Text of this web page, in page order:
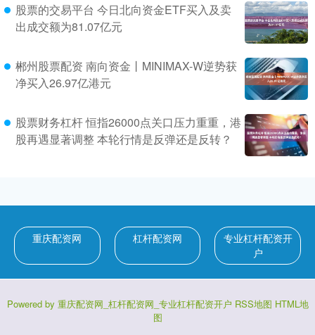
股票的交易平台 今日北向资金ETF买入及卖
出成交额为81.07亿元
郴州股票配资 南向资金丨MINIMAX-W逆势获
净买入26.97亿港元
股票财务杠杆 恒指26000点关口压力重重，港
股再遇显著调整 本轮行情是反弹还是反转？
重庆配资网 杠杆配资网
专业杠杆配资开
户
Powered by 重庆配资网_杠杆配资网_专业杠杆配资开户 RSS地图 HTML地
图